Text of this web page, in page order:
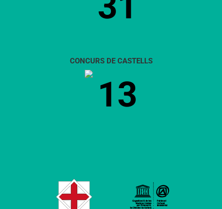
CONCURS DE CASTELLS
13